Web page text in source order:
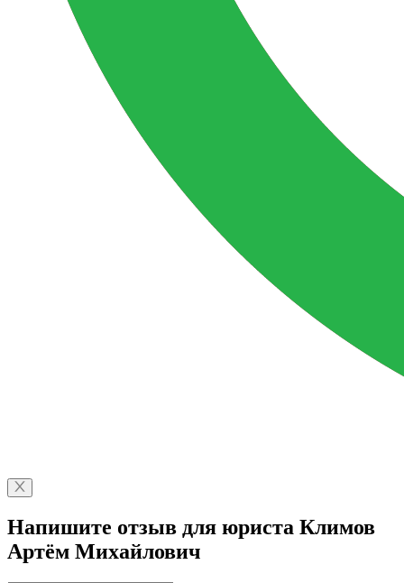
Напишите отзыв для юриста Климов
Артём Михайлович